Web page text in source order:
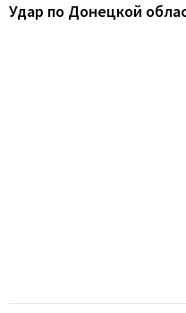
Удар по Донецкой